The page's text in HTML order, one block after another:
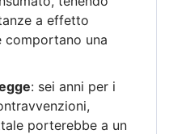
a effetto
comportano una
: sei anni per i
porterebbe a un